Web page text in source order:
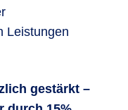
Leistungen
gestärkt –